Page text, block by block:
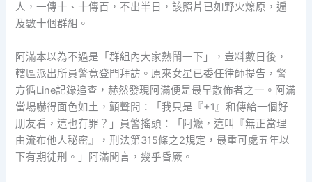
人，一傳十、十傳百，不出半日，該照片已如野火燎原，遍
及數十個群組。
阿滿本以為不過是「群組內大家熱鬧一下」，豈料數日後，
轄區派出所員警竟登門拜訪。原來女星已委任律師提告，警
方循Line記錄追查，赫然發現阿滿便是最早散佈者之一。阿滿
當場嚇得面色如土，顫聲問：「我只是『+1』和傳給一個好
朋友看，這也有罪？」員警搖頭：「阿嬤，這叫『無正當理
由流布他人秘密』，刑法第315條之2規定，最重可處五年以
下有期徒刑。」阿滿聞言，幾乎昏厥。